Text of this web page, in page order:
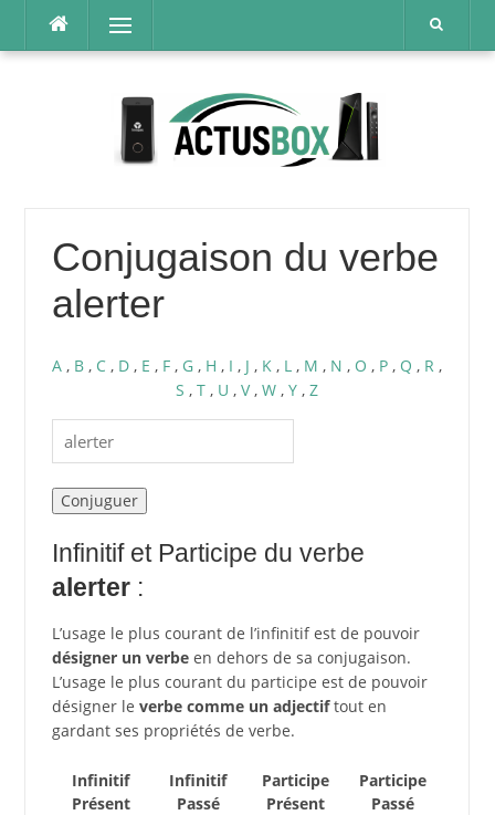
contenu
Menu
Conjugaison du verbe
alerter
A , B , C , D , E , F , G , H , I , J , K , L , M , N , O , P , Q , R ,
S , T , U , V, W , Y , Z
Infinitif et Participe du verbe
alerter:
L’usage le plus courant de l’infinitif est de pouvoir
désigner un verbeen dehors de sa conjugaison.
L’usage le plus courant du participe est de pouvoir
désigner le verbe comme un adjectiftout en
gardant ses propriétés de verbe.
Infinitif
Présent
Infinitif
Passé
Participe
Présent
Participe
Passé